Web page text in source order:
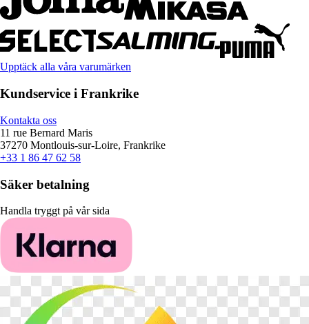
Upptäck alla våra varumärken
Kundservice i Frankrike
Kontakta oss
11 rue Bernard Maris
37270 Montlouis-sur-Loire, Frankrike
+33 1 86 47 62 58
Säker betalning
Handla tryggt på vår sida